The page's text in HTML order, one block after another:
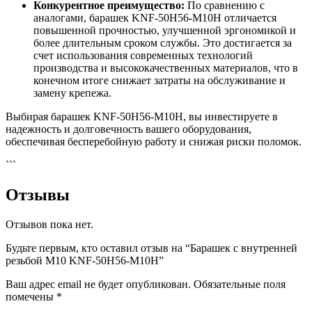
Конкурентное преимущество: По сравнению с
аналогами, барашек KNF-50H56-M10H отличается
повышенной прочностью, улучшенной эргономикой и
более длительным сроком службы. Это достигается за
счет использования современных технологий
производства и высококачественных материалов, что в
конечном итоге снижает затраты на обслуживание и
замену крепежа.
Выбирая барашек KNF-50H56-M10H, вы инвестируете в
надежность и долговечность вашего оборудования,
обеспечивая бесперебойную работу и снижая риски поломок.
```
Отзывы
Отзывов пока нет.
Будьте первым, кто оставил отзыв на “Барашек с внутренней
резьбой M10 KNF-50H56-M10H”
Ваш адрес email не будет опубликован. Обязательные поля
помечены *